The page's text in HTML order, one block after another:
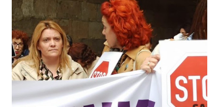
para educar a los niños de la villa romana. Mi informador y
yo hacíamos risas ante la casualidad de las casualidades:
Euskadi era de nuevo pionera. Ibarretxe dormía entonces
en Ajuria Enea y no paraba de contar a tirios y troyanos que
Euskal Herria era un pueblo con 7.000 años de antigüedad.
Por fin llegaba la arqueología para confirmar sus teorías.
Tuvo que ser su consejera de Cultura y portavoz Miren
Azkarate ...